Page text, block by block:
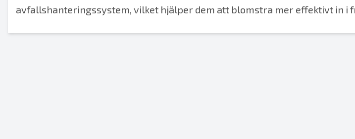
avfallshanteringssystem, vilket hjälper dem att blomstra mer effektivt in i